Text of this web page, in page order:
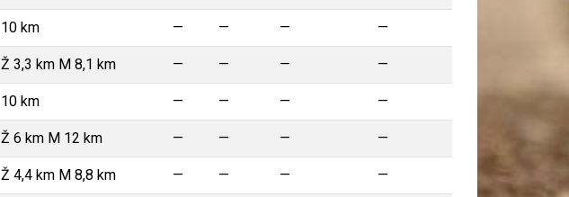
10 km — — — —
Ž 3,3 km M 8,1 km — — — —
10 km — — — —
Ž 6 km M 12 km — — — —
Ž 4,4 km M 8,8 km — — — —